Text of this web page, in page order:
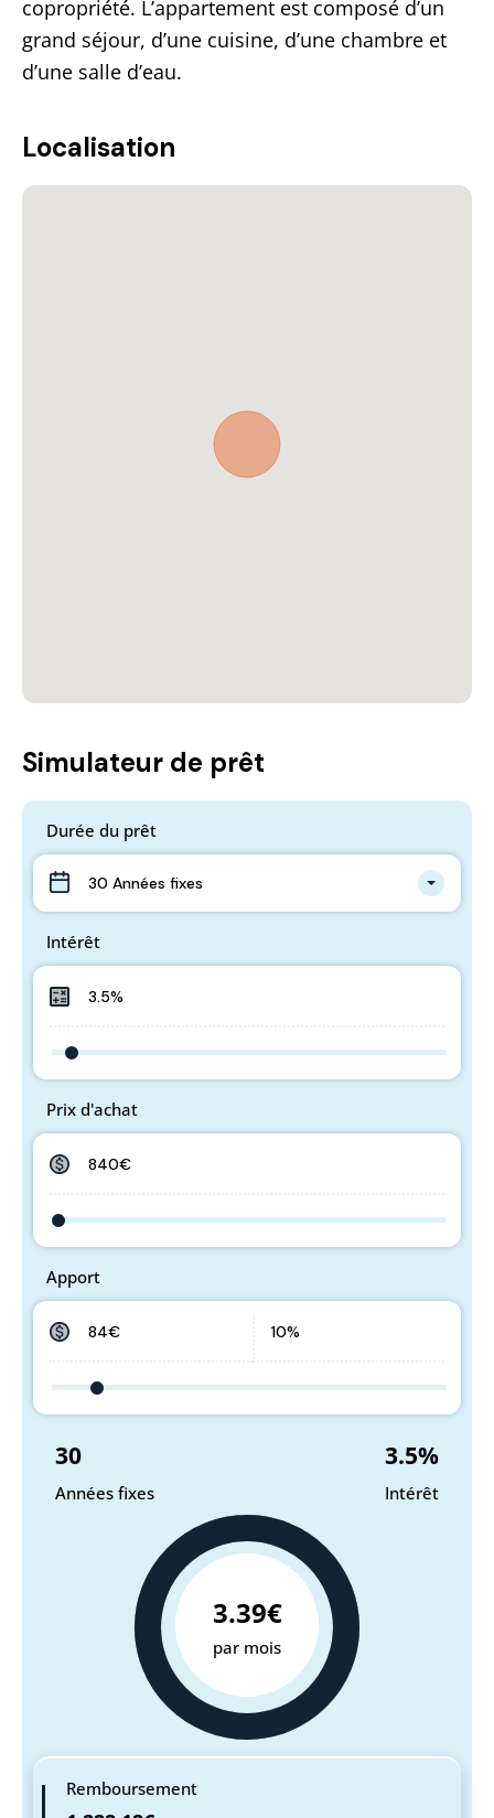
copropriété. L’appartement est composé d’un
grand séjour, d’une cuisine, d’une chambre et
d’une salle d’eau.
Localisation
Simulateur de prêt
Durée du prêt
30 Années fixes
Intérêt
Prix d'achat
Apport
30
Années fixes
3.5%
Intérêt
3.39€
par mois
Remboursement